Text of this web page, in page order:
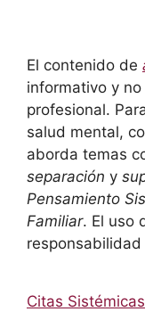
El contenido de
informativo y
profesional.
salud mental,
aborda temas
separación y
Pensamiento
Familiar. El uso
Citas Sistémicas